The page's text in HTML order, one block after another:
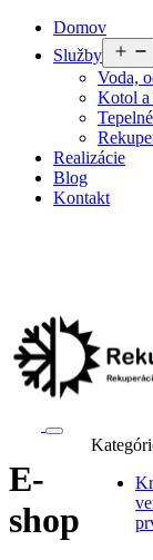
PreskočiťDomov
Služby
Voda,
Kotol a
Realizácie
Blog
Kontakt
E-
shop